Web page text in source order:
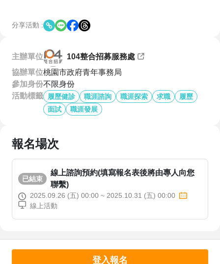
分享活動 :
主辦單位
104整合招募服務處
協辦單位桃園市政府青年事務局
參加身份不限身份
活動標籤
履歷健診 職涯諮詢 職涯探索 求職
履歷
面試
職涯發展
報名場次
已結束
線上諮詢預約(填寫報名表後將由專人向您
聯繫)
2025.09.26 (五) 00:00 ~ 2025.10.31 (五) 00:00
線上活動
登入報名